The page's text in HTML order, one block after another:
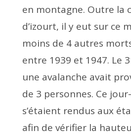
en montagne. Outre la
d’izourt, il y eut sur ce
moins de 4 autres
entre 1939 et 1947. Le
une avalanche avait
de 3 personnes. Ce
s’étaient rendus aux
afin de vérifier la